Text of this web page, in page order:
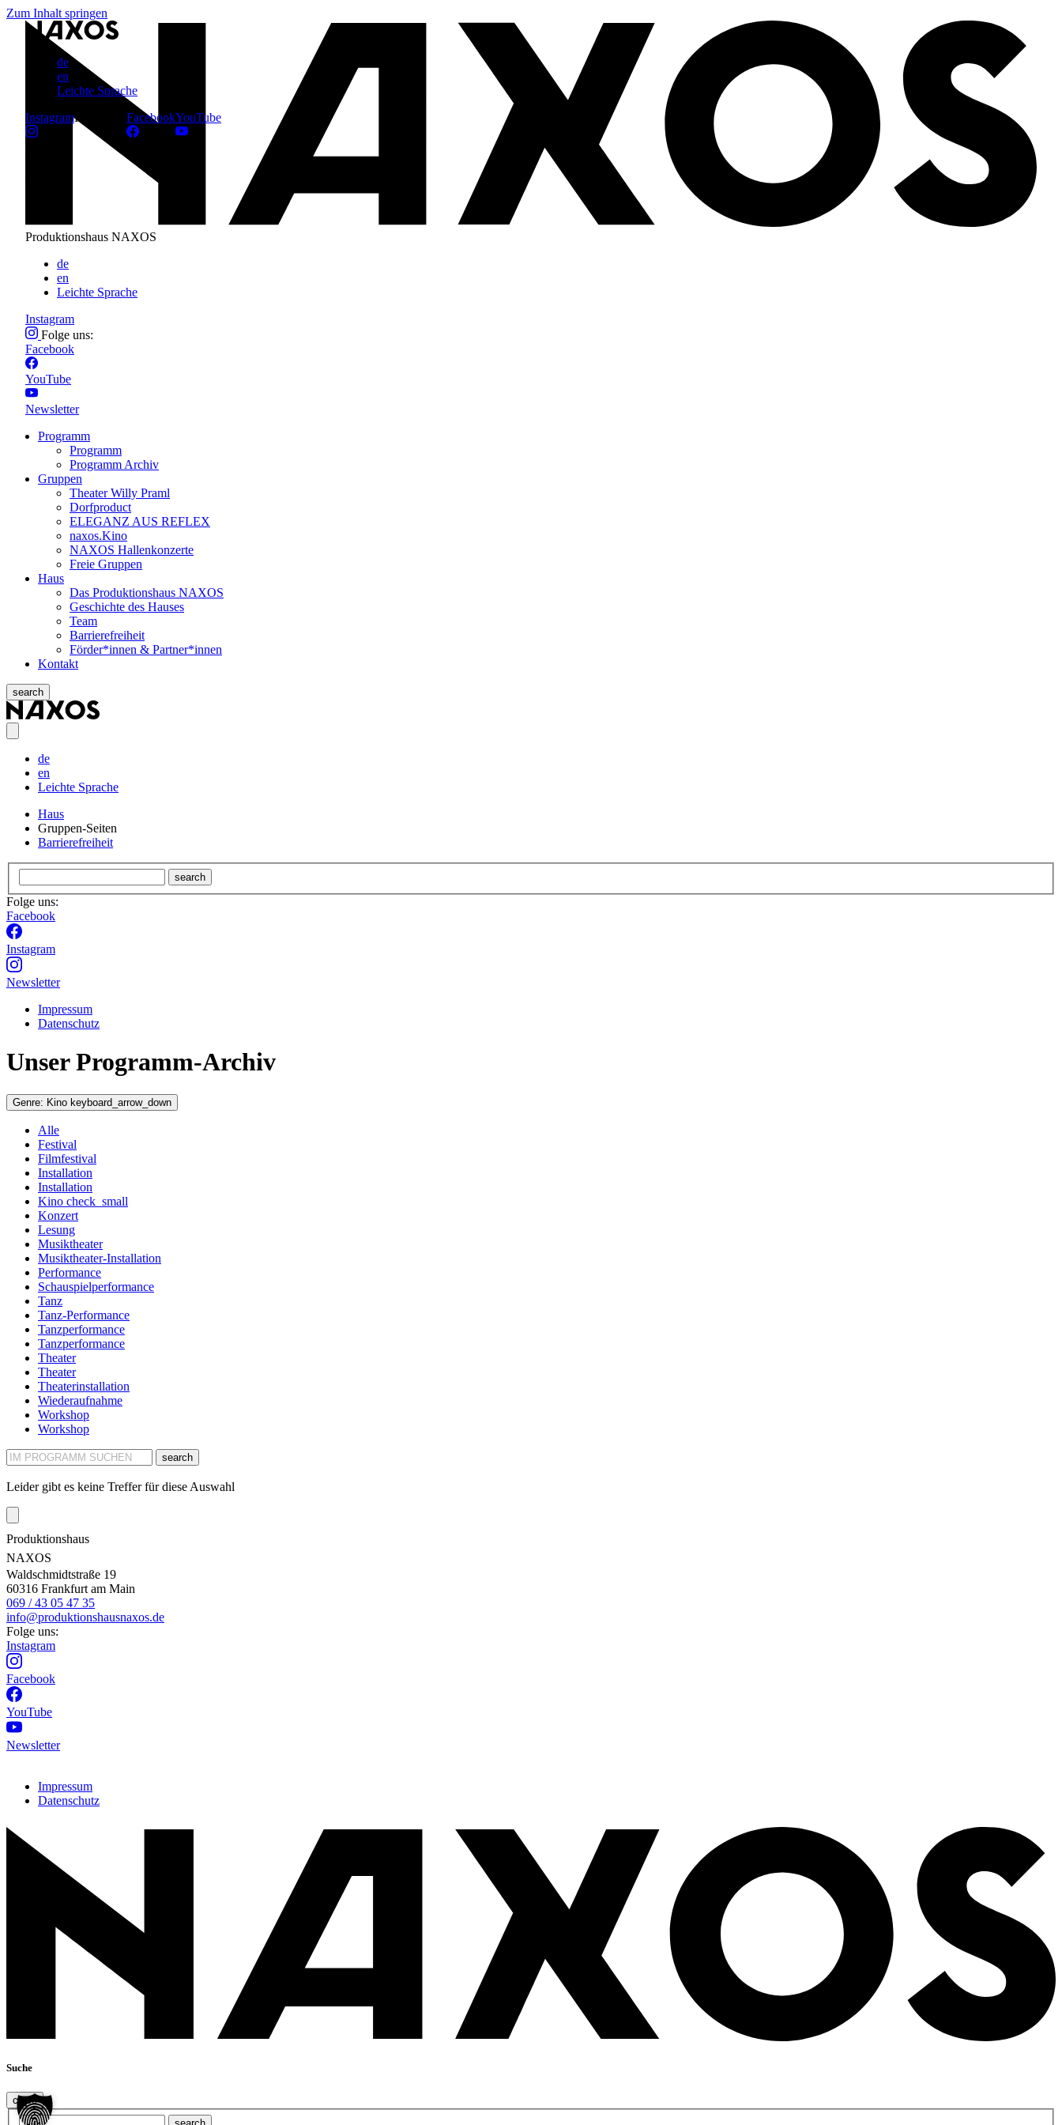
Zum Inhalt springen
de
en
Leichte Sprache
InstagramFolge uns: FacebookYouTube
Produktionshaus NAXOS
de
en
Leichte Sprache
Instagram
Folge uns:
Facebook
YouTube
Newsletter
Programm
Programm
Programm Archiv
Gruppen
Theater Willy Praml
Dorfproduct
ELEGANZ AUS REFLEX
naxos.Kino
NAXOS Hallenkonzerte
Freie Gruppen
Haus
Das Produktionshaus NAXOS
Geschichte des Hauses
Team
Barrierefreiheit
Förder*innen & Partner*innen
Kontakt
search
de
en
Leichte Sprache
Haus
Gruppen-Seiten
Barrierefreiheit
search
Folge uns:
Facebook
Instagram
Newsletter
Impressum
Datenschutz
Unser Programm-Archiv
Genre: Kino keyboard_arrow_down
Alle
Festival
Filmfestival
Installation
Installation
Kino check_small
Konzert
Lesung
Musiktheater
Musiktheater-Installation
Performance
Schauspielperformance
Tanz
Tanz-Performance
Tanzperformance
Tanzperformance
Theater
Theater
Theaterinstallation
Wiederaufnahme
Workshop
Workshop
search
Leider gibt es keine Treffer für diese Auswahl
Produktionshaus
NAXOS
Waldschmidtstraße 19
60316 Frankfurt am Main
069 / 43 05 47 35
info@produktionshausnaxos.de
Folge uns:
Instagram
Facebook
YouTube
Newsletter
Impressum
Datenschutz
Suche
close